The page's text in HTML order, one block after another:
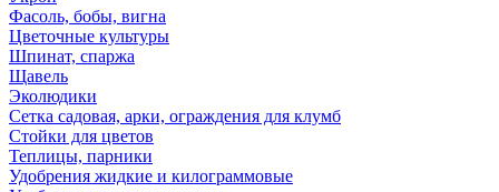
Фасоль, бобы, вигна
Цветочные культуры
Шпинат, спаржа
Щавель
Эколюдики
Сетка садовая, арки, ограждения для клумб
Стойки для цветов
Теплицы, парники
Удобрения жидкие и килограммовые